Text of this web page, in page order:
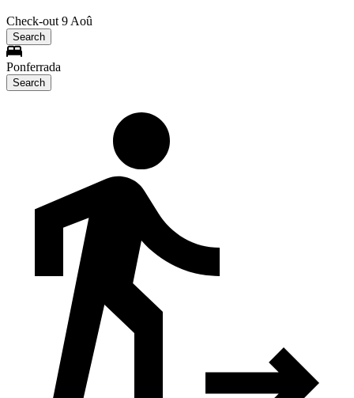
Check-out 9 Aoû
Search
Ponferrada
Search